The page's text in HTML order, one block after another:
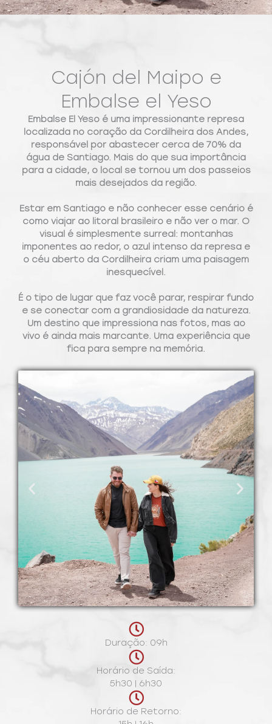
Cajón del Maipo e
Embalse el Yeso
Embalse El Yeso é uma impressionante represa
localizada no coração da Cordilheira dos Andes,
responsável por abastecer cerca de 70% da
água de Santiago. Mais do que sua importância
para a cidade, o local se tornou um dos passeios
mais desejados da região.
Estar em Santiago e não conhecer esse cenário é
como viajar ao litoral brasileiro e não ver o mar. O
visual é simplesmente surreal: montanhas
imponentes ao redor, o azul intenso da represa e
o céu aberto da Cordilheira criam uma paisagem
inesquecível.
É o tipo de lugar que faz você parar, respirar fundo
e se conectar com a grandiosidade da natureza.
Um destino que impressiona nas fotos, mas ao
vivo é ainda mais marcante. Uma experiência que
fica para sempre na memória.
Duração: 09h
Horário de Saída:
5h30 | 6h30
Horário de Retorno: